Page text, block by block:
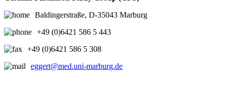
Baldingerstraße, D-35043 Marburg
+49 (0)6421 586 5 443
+49 (0)6421 586 5 308
eggert@med.uni-marburg.de